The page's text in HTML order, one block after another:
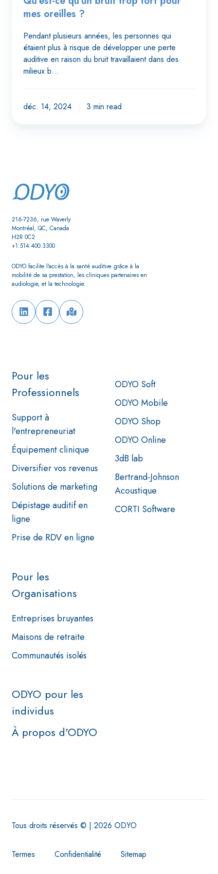
mes oreilles ?
Pendant plusieurs années, les personnes qui
étaient plus à risque de développer une perte
auditive en raison du bruit travaillaient dans des
milieux b…
déc. 14, 2024 3 min read
216-7236, rue Waverly
Montréal, QC, Canada
H2R 0C2
+1.514.400.3300
ODYO facilite l'accès à la santé auditive grâce à la
mobilité de sa prestation, les cliniques partenaires en
audiologie, et la technologie.
Pour les
Professionnels
Support à
l'entrepreneuriat
Équipement clinique
Diversifier vos revenus
Solutions de marketing
Dépistage auditif en
ligne
Prise de RDV en ligne
ODYO Soft
ODYO Mobile
ODYO Shop
ODYO Online
3dB lab
Bertrand-Johnson
Acoustique
CORTI Software
Pour les
Organisations
Entreprises bruyantes
Maisons de retraite
Communautés isolés
ODYO pour les
individus
À propos d'ODYO
Tous droits réservés © | 2026 ODYO
Termes Confidentialité Sitemap